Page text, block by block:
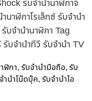
รับจำนำนาฬิกาจี
าฬิกาโรเล็กซ์ รับจำนำ
บจำนำนาฬิกา Tag
บจำนำทีวี รับจำนำ TV
ฬิกา, รับจำนำมือถือ, รับ
ำนำโน๊ดบุ๊ค, รับจำนำไอ